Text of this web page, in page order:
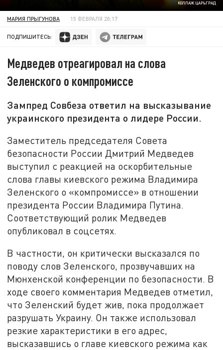
КОЛЛАЖ ЦАРЬГРАД
МАРИЯ ПРЫГУНОВА 15 ФЕВРАЛЯ 20:17
ПОДПИШИТЕСЬ:
Медведев отреагировал на слова
Зеленского о компромиссе
Зампред Совбеза ответил на высказывание
украинского президента о лидере России.
Заместитель председателя Совета
безопасности России Дмитрий Медведев
выступил с реакцией на оскорбительные
слова главы киевского режима Владимира
Зеленского о «компромиссе» в отношении
президента России Владимира Путина.
Соответствующий ролик Медведев
опубликовал в соцсетях.
В частности, он критически высказался по
поводу слов Зеленского, прозвучавших на
Мюнхенской конференции по безопасности. В
ходе своего комментария Медведев отметил,
что Зеленский будет жив, пока продолжает
разрушать Украину. Он также использовал
резкие характеристики в его адрес,
высказавшись о главе киевского режима как